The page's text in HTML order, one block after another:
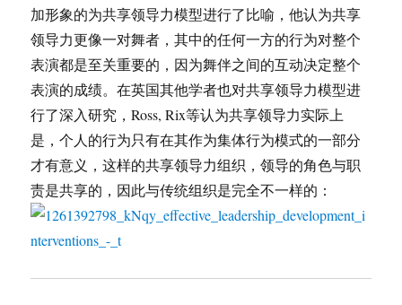
加形象的为共享领导力模型进行了比喻，他认为共享
领导力更像一对舞者，其中的任何一方的行为对整个
表演都是至关重要的，因为舞伴之间的互动决定整个
表演的成绩。在英国其他学者也对共享领导力模型进
行了深入研究，Ross, Rix等认为共享领导力实际上
是，个人的行为只有在其作为集体行为模式的一部分
才有意义，这样的共享领导力组织，领导的角色与职
责是共享的，因此与传统组织是完全不一样的：